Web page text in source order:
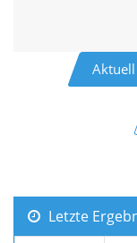
Aktuell
Letzte